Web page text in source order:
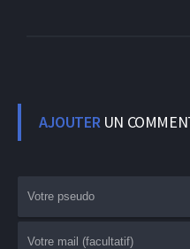
AJOUTER UN